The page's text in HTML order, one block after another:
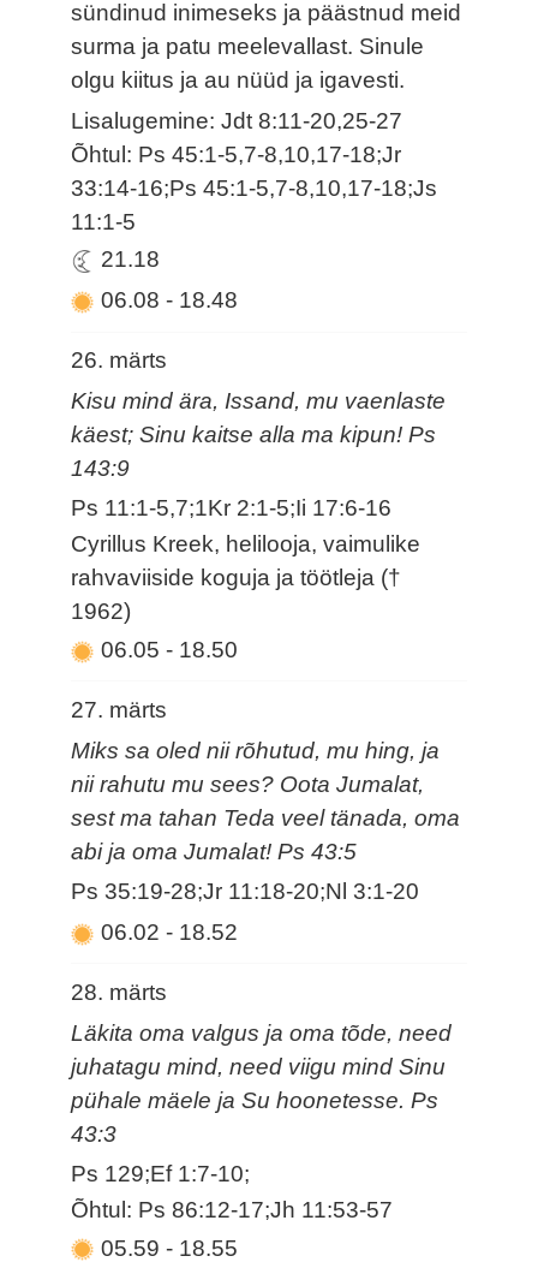
sündinud inimeseks ja päästnud meid
surma ja patu meelevallast. Sinule
olgu kiitus ja au nüüd ja igavesti.
Lisalugemine: Jdt 8:11-20,25-27
Õhtul: Ps 45:1-5,7-8,10,17-18;Jr
33:14-16;Ps 45:1-5,7-8,10,17-18;Js
11:1-5
21.18
06.08- 18.48
26. märts
Kisu mind ära, Issand, mu vaenlaste
käest; Sinu kaitse alla ma kipun! Ps
143:9
Ps 11:1-5,7;1Kr 2:1-5;Ii 17:6-16
Cyrillus Kreek, helilooja, vaimulike
rahvaviiside koguja ja töötleja (†
1962)
06.05- 18.50
27. märts
Miks sa oled nii rõhutud, mu hing, ja
nii rahutu mu sees? Oota Jumalat,
sest ma tahan Teda veel tänada, oma
abi ja oma Jumalat! Ps 43:5
Ps 35:19-28;Jr 11:18-20;Nl 3:1-20
06.02- 18.52
28. märts
Läkita oma valgus ja oma tõde, need
juhatagu mind, need viigu mind Sinu
pühale mäele ja Su hoonetesse. Ps
43:3
Ps 129;Ef 1:7-10;
Õhtul: Ps 86:12-17;Jh 11:53-57
05.59- 18.55